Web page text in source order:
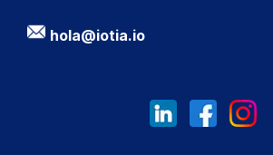
hola@iotia.io